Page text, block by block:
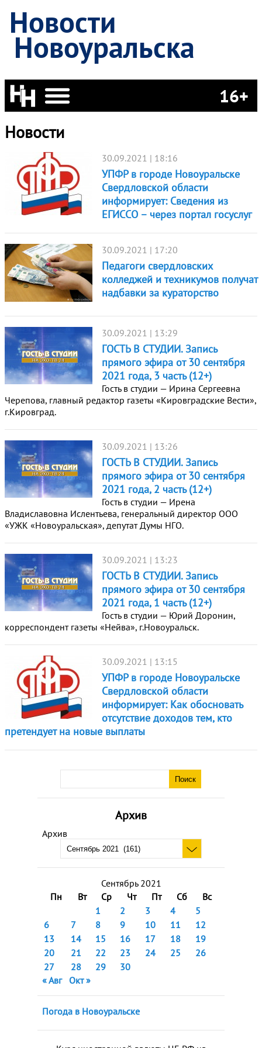
Новости
Новоуральска
16+
Архив
Архив
Сентябрь 2021
Пн
Вт Ср Чт Пт Сб
Вс
1
2 3 4
5
6
7 8 9 10 11
12
13
14 15 16 17 18
19
20
21 22 23 24 25
26
27
28 29
30
« Авг
Окт »
Погода в Новоуральске
Новости
30.09.2021 | 18:16
УПФР в городе Новоуральске
Свердловской области
информирует: Сведения из
ЕГИССО – через портал госуслуг
30.09.2021 | 17:20
Педагоги свердловских
колледжей и техникумов получат
надбавки за кураторство
30.09.2021 | 13:29
ГОСТЬ В СТУДИИ. Запись
прямого эфира от 30 сентября
2021 года, 3 часть (12+)
Гость в студии — Ирина Сергеевна
Черепова, главный редактор газеты «Кировградские Вести»,
г.Кировград.
30.09.2021 | 13:26
ГОСТЬ В СТУДИИ. Запись
прямого эфира от 30 сентября
2021 года, 2 часть (12+)
Гость в студии — Ирена
Владиславовна Ислентьева, генеральный директор ООО
«УЖК «Новоуральская», депутат Думы НГО.
30.09.2021 | 13:23
ГОСТЬ В СТУДИИ. Запись
прямого эфира от 30 сентября
2021 года, 1 часть (12+)
Гость в студии — Юрий Доронин,
корреспондент газеты «Нейва», г.Новоуральск.
30.09.2021 | 13:15
УПФР в городе Новоуральске
Свердловской области
информирует: Как обосновать
отсутствие доходов тем, кто
претендует на новые выплаты